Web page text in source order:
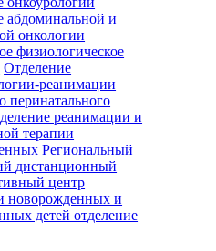
абдоминальной и
онкологии
физиологическое
Отделение
реанимации
перинатального
реанимации и
терапии
Региональный
дистанционный
центр
новорожденных и
детей отделение